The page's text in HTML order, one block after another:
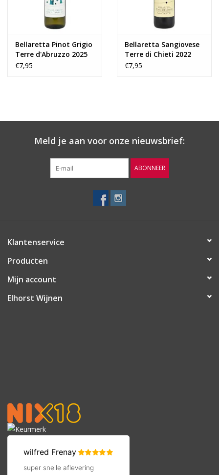
Bellaretta Pinot Grigio
Terre d'Abruzzo 2025
€7,95
Bellaretta Sangiovese
Terre di Chieti 2022
€7,95
Meld je aan voor onze nieuwsbrief:
ABONNEER
Klantenservice
Producten
Mijn account
Elhorst Wijnen